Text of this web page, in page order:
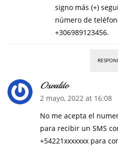
signo más (+)
número de
+306989123456.
Osvaldo
2 mayo, 2022 at 16:08
No me acepta el
para recibir un SMS
+54221xxxxxxx para